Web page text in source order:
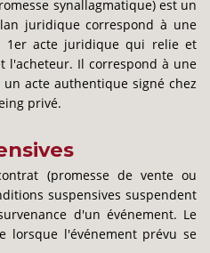
synallagmatique) est un
juridique correspond à une
1er acte juridique qui relie et
l'acheteur. Il correspond à une
acte authentique signé chez
privé.
(promesse de vente ou
suspensives suspendent
d'un événement. Le
lorsque l'événement prévu se